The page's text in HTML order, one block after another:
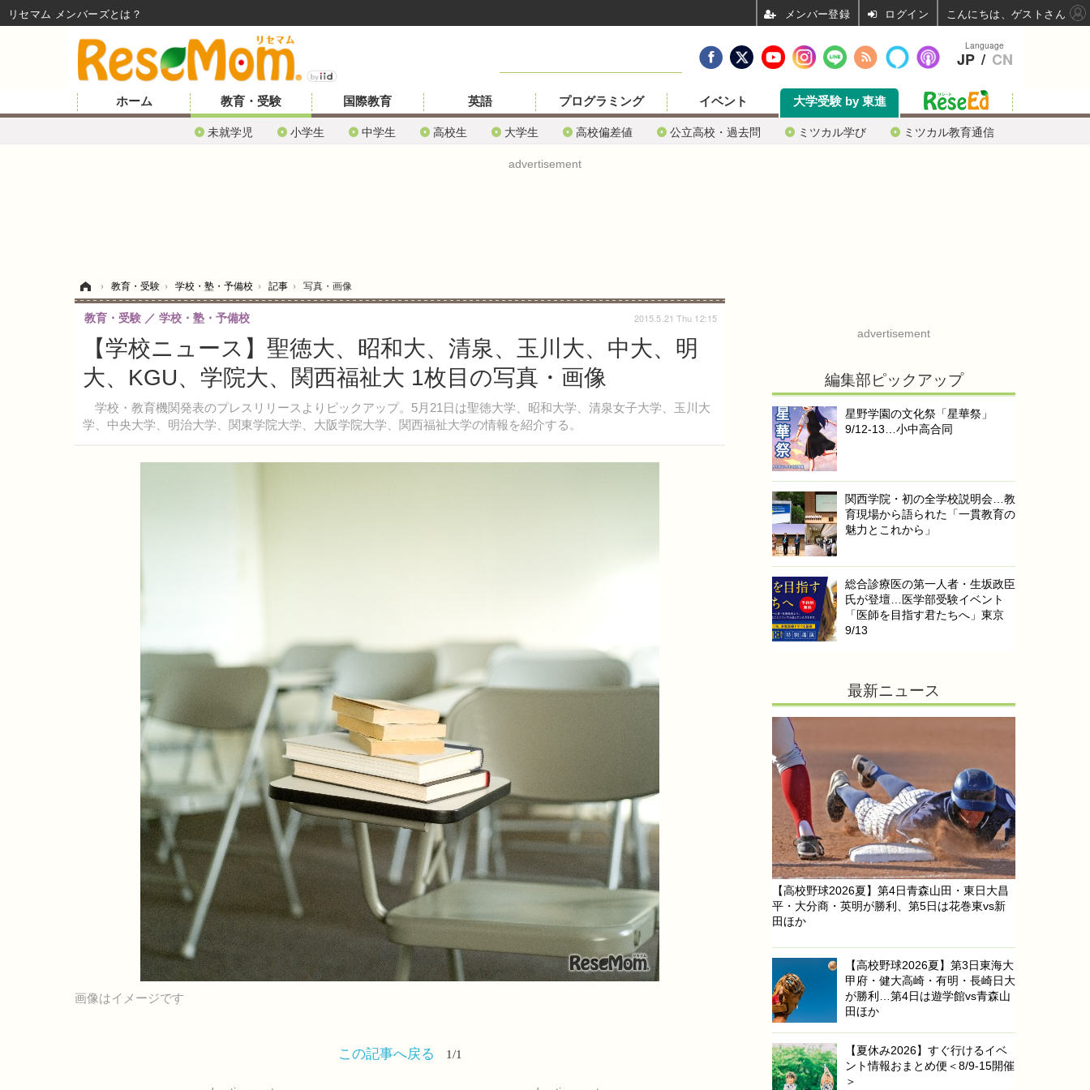
ホーム 教育・受験
未就学児 小学生 中学生 高校生 大学生 高校偏差値 公立高校・過去問 ミツカル学び ミツカル教育通信
国際教育 英語 プログラミング イベント 大学受験 by 東進
advertisement
› 教育・受験 › 学校・塾・予備校 › 記事 › 写真・画像
【学校ニュース】聖徳大、昭和大、清泉、玉川大、中大、明
大、KGU、学院大、関西福祉大 1枚目の写真・画像
学校・教育機関発表のプレスリリースよりピックアップ。5月21日は聖徳大学、昭和大学、清泉女子大学、玉川大
学、中央大学、明治大学、関東学院大学、大阪学院大学、関西福祉大学の情報を紹介する。
教育・受験 学校・塾・予備校 2015.5.21 Thu 12:15
画像はイメージです
この記事へ戻る 1/1
advertisement
編集部ピックアップ
星野学園の文化祭「星華祭」
9/12-13…小中高合同
関西学院・初の全学校説明会…教
育現場から語られた「一貫教育の
魅力とこれから」
総合診療医の第一人者・生坂政臣
氏が登壇…医学部受験イベント
「医師を目指す君たちへ」東京
9/13
最新ニュース
【高校野球2026夏】第4日青森山田・東日大昌
平・大分商・英明が勝利、第5日は花巻東vs新
田ほか
【高校野球2026夏】第3日東海大
甲府・健大高崎・有明・長崎日大
が勝利…第4日は遊学館vs青森山
田ほか
【夏休み2026】すぐ行けるイベ
ント情報おまとめ便＜8/9-15開催
＞
Language
JP / CN
リセマム メンバーズ ログイン こんにちは、ゲストさん